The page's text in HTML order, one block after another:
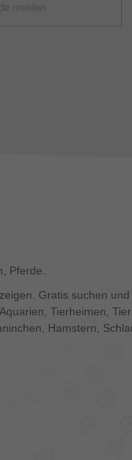
melden
Pferde.
Gratis suchen
Tierheimen,
Hamstern,